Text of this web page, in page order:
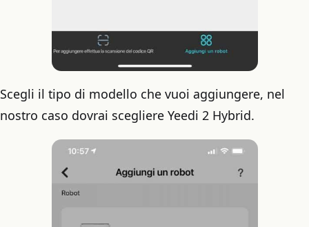
Scegli il tipo di modello che vuoi aggiungere, nel
nostro caso dovrai scegliere Yeedi 2 Hybrid.